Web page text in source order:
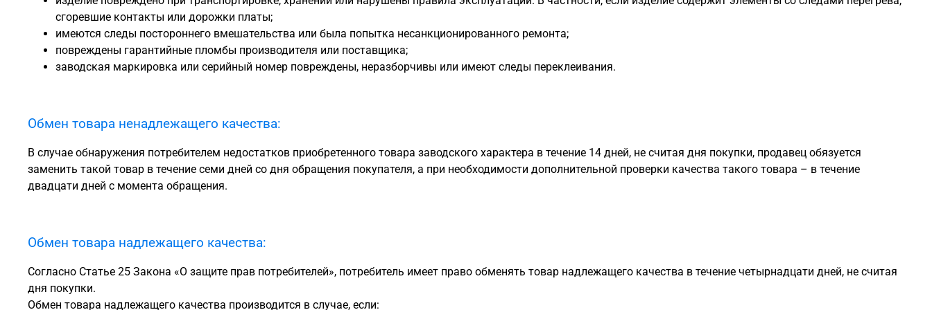
сгоревшие контакты или дорожки платы;
имеются следы постороннего вмешательства или была попытка несанкционированного ремонта;
повреждены гарантийные пломбы производителя или поставщика;
заводская маркировка или серийный номер повреждены, неразборчивы или имеют следы переклеивания.
Обмен товара ненадлежащего качества:
В случае обнаружения потребителем недостатков приобретенного товара заводского характера в течение 14 дней, не считая дня покупки, продавец обязуется
заменить такой товар в течение семи дней со дня обращения покупателя, а при необходимости дополнительной проверки качества такого товара – в течение
двадцати дней с момента обращения.
Обмен товара надлежащего качества:
Согласно Статье 25 Закона «О защите прав потребителей», потребитель имеет право обменять товар надлежащего качества в течение четырнадцати дней, не считая
дня покупки.
Обмен товара надлежащего качества производится в случае, если: